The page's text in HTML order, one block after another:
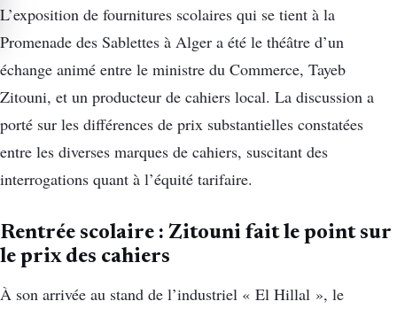
L’exposition de fournitures scolaires qui se tient à la
Promenade des Sablettes à Alger a été le théâtre d’un
échange animé entre le ministre du Commerce, Tayeb
Zitouni, et un producteur de cahiers local. La discussion a
porté sur les différences de prix substantielles constatées
entre les diverses marques de cahiers, suscitant des
interrogations quant à l’équité tarifaire.
Rentrée scolaire : Zitouni fait le point sur
le prix des cahiers
À son arrivée au stand de l’industriel « El Hillal », le